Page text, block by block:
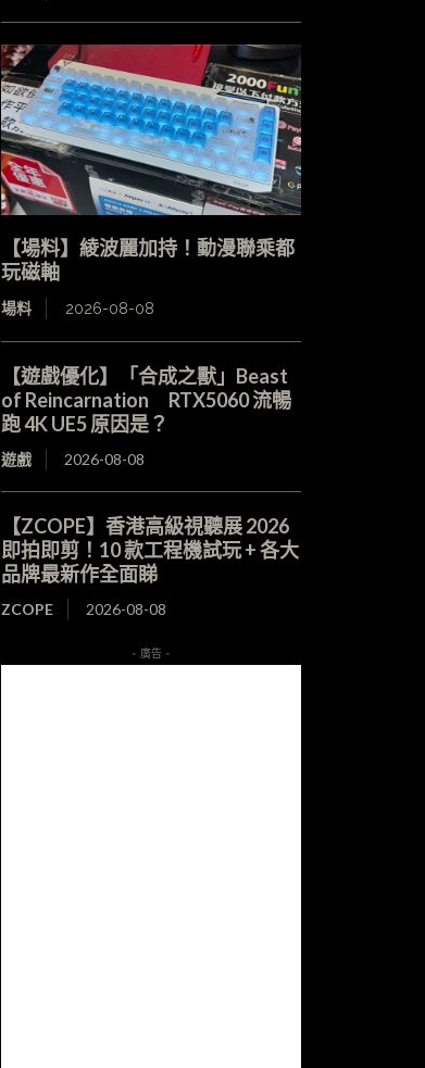
【場料】綾波麗加持！動漫聯乘都
玩磁軸
場料 2026-08-08
【遊戲優化】「合成之獸」Beast
of Reincarnation RTX5060 流暢
跑 4K UE5 原因是？
遊戲 2026-08-08
【ZCOPE】香港高級視聽展 2026
即拍即剪！10 款工程機試玩 + 各大
品牌最新作全面睇
ZCOPE 2026-08-08
- 廣告 -